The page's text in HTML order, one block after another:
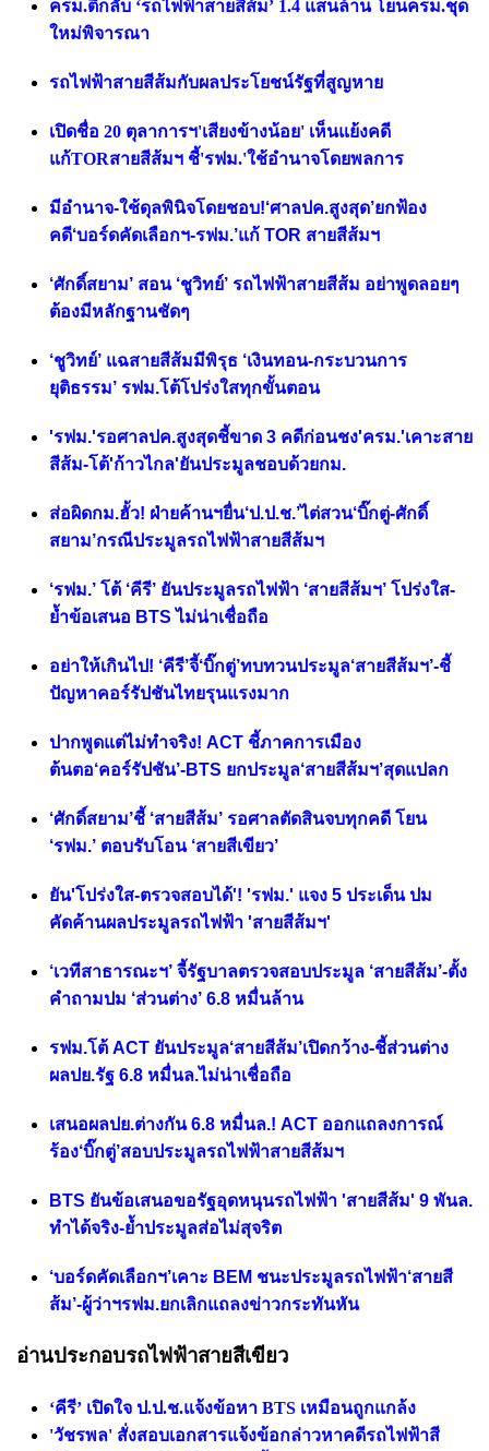
ครม.ตีกลับ ‘รถไฟฟ้าสายสีส้ม’ 1.4 แสนล้าน โยนครม.ชุด
ใหม่พิจารณา
รถไฟฟ้าสายสีส้มกับผลประโยชน์รัฐที่สูญหาย
เปิดชื่อ 20 ตุลาการฯ'เสียงข้างน้อย' เห็นแย้งคดี
แก้TORสายสีส้มฯ ชี้'รฟม.'ใช้อำนาจโดยพลการ
มีอำนาจ-ใช้ดุลพินิจโดยชอบ!‘ศาลปค.สูงสุด’ยกฟ้อง
คดี‘บอร์ดคัดเลือกฯ-รฟม.’แก้ TOR สายสีส้มฯ
‘ศักดิ์สยาม’ สอน ‘ชูวิทย์’ รถไฟฟ้าสายสีส้ม อย่าพูดลอยๆ
ต้องมีหลักฐานชัดๆ
‘ชูวิทย์’ แฉสายสีส้มมีพิรุธ ‘เงินทอน-กระบวนการ
ยุติธรรม’ รฟม.โต้โปร่งใสทุกขั้นตอน
'รฟม.'รอศาลปค.สูงสุดชี้ขาด 3 คดีก่อนชง'ครม.'เคาะสาย
สีส้ม-โต้'ก้าวไกล'ยันประมูลชอบด้วยกม.
ส่อผิดกม.ฮั้ว! ฝ่ายค้านฯยื่น‘ป.ป.ช.’ไต่สวน‘บิ๊กตู่-ศักดิ์
สยาม’กรณีประมูลรถไฟฟ้าสายสีส้มฯ
‘รฟม.’ โต้ ‘คีรี’ ยันประมูลรถไฟฟ้า ‘สายสีส้มฯ’ โปร่งใส-
ย้ำข้อเสนอ BTS ไม่น่าเชื่อถือ
อย่าให้เกินไป! ‘คีรี’จี้‘บิ๊กตู่’ทบทวนประมูล‘สายสีส้มฯ’-ชี้
ปัญหาคอร์รัปชันไทยรุนแรงมาก
ปากพูดแต่ไม่ทำจริง! ACT ชี้ภาคการเมือง
ต้นตอ‘คอร์รัปชัน’-BTS ยกประมูล‘สายสีส้มฯ’สุดแปลก
‘ศักดิ์สยาม’ชี้ ‘สายสีส้ม’ รอศาลตัดสินจบทุกคดี โยน
‘รฟม.’ ตอบรับโอน ‘สายสีเขียว’
ยัน'โปร่งใส-ตรวจสอบได้'! 'รฟม.' แจง 5 ประเด็น ปม
คัดค้านผลประมูลรถไฟฟ้า 'สายสีส้มฯ'
‘เวทีสาธารณะฯ’ จี้รัฐบาลตรวจสอบประมูล ‘สายสีส้ม’-ตั้ง
คำถามปม ‘ส่วนต่าง’ 6.8 หมื่นล้าน
รฟม.โต้ ACT ยันประมูล‘สายสีส้ม’เปิดกว้าง-ชี้ส่วนต่าง
ผลปย.รัฐ 6.8 หมื่นล.ไม่น่าเชื่อถือ
เสนอผลปย.ต่างกัน 6.8 หมื่นล.! ACT ออกแถลงการณ์
ร้อง‘บิ๊กตู่’สอบประมูลรถไฟฟ้าสายสีส้มฯ
BTS ยันข้อเสนอขอรัฐอุดหนุนรถไฟฟ้า 'สายสีส้ม' 9 พันล.
ทำได้จริง-ย้ำประมูลส่อไม่สุจริต
‘บอร์ดคัดเลือกฯ’เคาะ BEM ชนะประมูลรถไฟฟ้า‘สายสี
ส้ม’-ผู้ว่าฯรฟม.ยกเลิกแถลงข่าวกระทันหัน
อ่านประกอบรถไฟฟ้าสายสีเขียว
‘คีรี’ เปิดใจ ป.ป.ช.แจ้งข้อหา BTS เหมือนถูกแกล้ง
'วัชรพล' สั่งสอบเอกสารแจ้งข้อกล่าวหาคดีรถไฟฟ้าสี